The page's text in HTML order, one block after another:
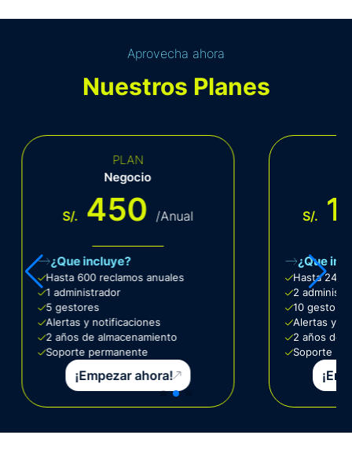
Aprovecha ahora
Nuestros Planes
PLAN
Negocio
S/. 450 /Anual
¿Que incluye?
Hasta 600 reclamos anuales
1 administrador
5 gestores
Alertas y notificaciones
2 años de almacenamiento
Soporte permanente
¡Empezar ahora!
S/.
¿Que
Hasta
2
10 gestores
Alertas y
2 años de
Soporte